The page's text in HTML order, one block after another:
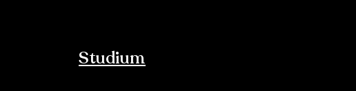
Studium